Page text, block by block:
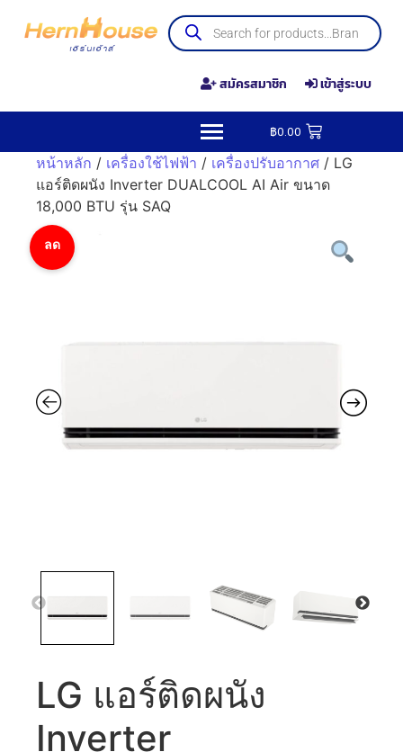
สมัครสมาชิก เข้าสู่ระบบ
฿0.00
หน้าหลัก / เครื่องใช้ไฟฟ้า / เครื่องปรับอากาศ / LG
แอร์ติดผนัง Inverter DUALCOOL AI Air ขนาด
18,000 BTU รุ่น SAQ
ลด
LG แอร์ติดผนัง
Inverter